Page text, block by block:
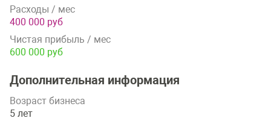
Расходы / мес
400 000 руб
Чистая прибыль / мес
600 000 руб
Дополнительная информация
Возраст бизнеса
5 лет